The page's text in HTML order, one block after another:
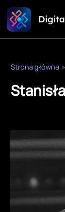
Przejdź
do
treści
Strona główna